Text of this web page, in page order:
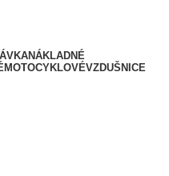
NÁKLADNÉ
MOTOCYKLOVÉVZDUŠNICE